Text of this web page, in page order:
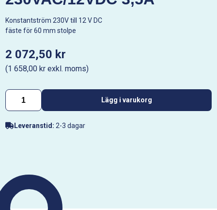
Konstantström 230V till 12 V DC
fäste för 60 mm stolpe
2 072,50 kr
(1 658,00 kr exkl. moms)
Lägg i varukorg
Leveranstid: 2-3 dagar